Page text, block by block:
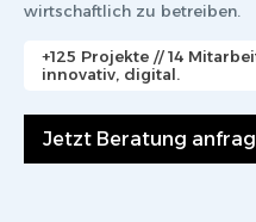
wirtschaftlich zu betreiben.
+125 Projekte // 14
innovativ, digital.
Jetzt Beratung